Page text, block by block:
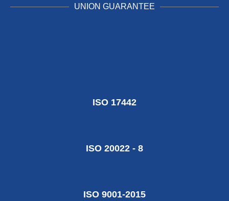
UNION GUARANTEE
ISO 17442
ISO 20022 - 8
ISO 9001-2015